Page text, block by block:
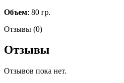
Объем: 80 гр.
Отзывы (0)
Отзывы
Отзывов пока нет.